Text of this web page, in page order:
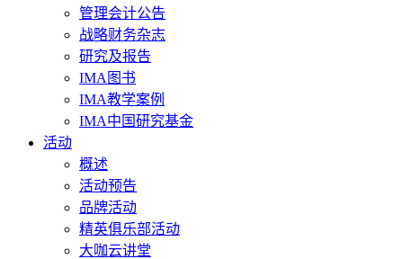
管理会计公告
战略财务杂志
研究及报告
IMA图书
IMA教学案例
IMA中国研究基金
活动
概述
活动预告
品牌活动
精英俱乐部活动
大咖云讲堂